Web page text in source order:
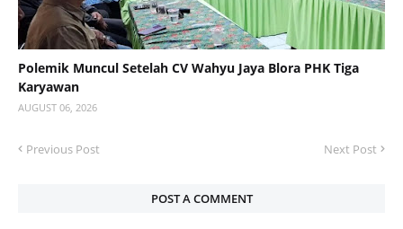
Polemik Muncul Setelah CV Wahyu Jaya Blora PHK Tiga
Karyawan
AUGUST 06, 2026
Previous Post Next Post
POST A COMMENT